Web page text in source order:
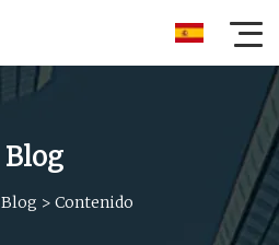
Blog
Blog > Contenido